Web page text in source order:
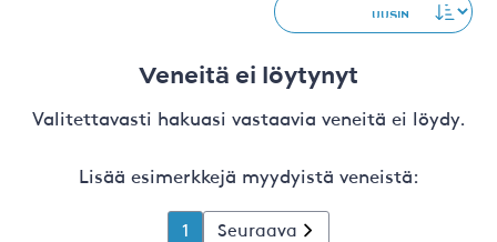
Veneitä ei löytynyt
Valitettavasti hakuasi vastaavia veneitä ei löydy.
Lisää esimerkkejä myydyistä veneistä:
1 Seuraava